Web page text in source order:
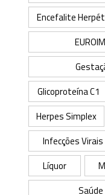
Encefalite
Glicoproteína C1
Herpes Simplex
Infecções Virais
Líquor